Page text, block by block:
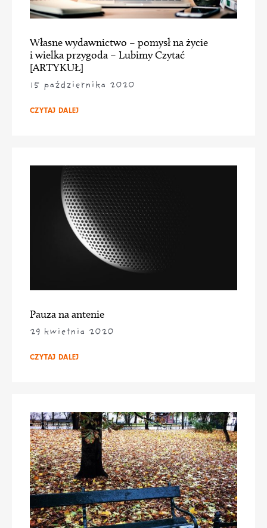
Własne wydawnictwo – pomysł na życie
i wielka przygoda – Lubimy Czytać
[ARTYKUŁ]
15 października 2020
CZYTAJ DALEJ
Pauza na antenie
29 kwietnia 2020
CZYTAJ DALEJ